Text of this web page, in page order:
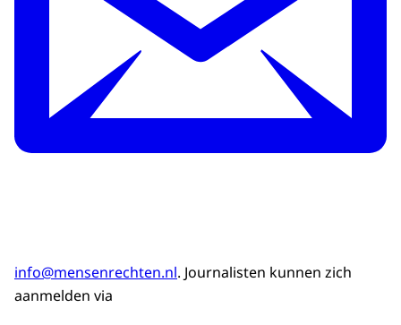
info@mensenrechten.nl. Journalisten kunnen zich
aanmelden via